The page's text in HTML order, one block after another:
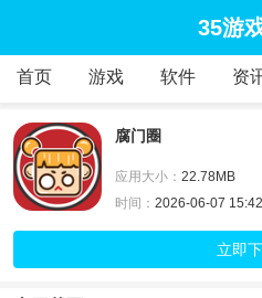
35游
首页 游戏 软件 资
腐门圈
应用大小： 22.78MB
时间： 2026-06-07 15:42
立即